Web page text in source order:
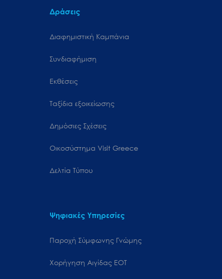
Δράσεις
Διαφημιστική Καμπάνια
Συνδιαφήμιση
Εκθέσεις
Ταξίδια εξοικείωσης
Δημόσιες Σχέσεις
Oικοσύστημα Visit Greece
Δελτία Τύπου
Ψηφιακές Υπηρεσίες
Παροχή Σύμφωνης Γνώμης
Χορήγηση Αιγίδας ΕΟΤ